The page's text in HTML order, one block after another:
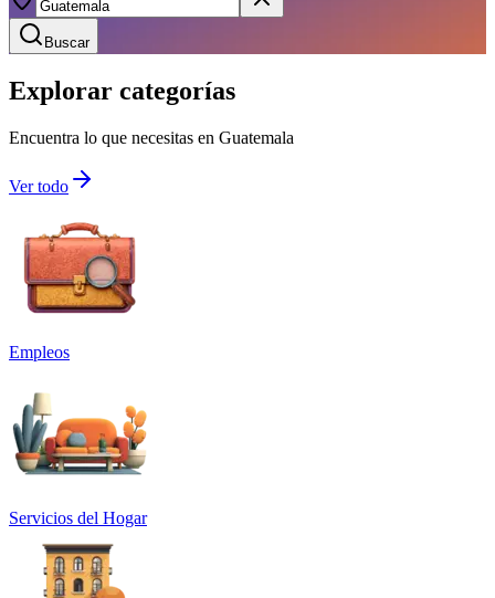
Buscar
Explorar categorías
Encuentra lo que necesitas en Guatemala
Ver todo
Empleos
Servicios del Hogar